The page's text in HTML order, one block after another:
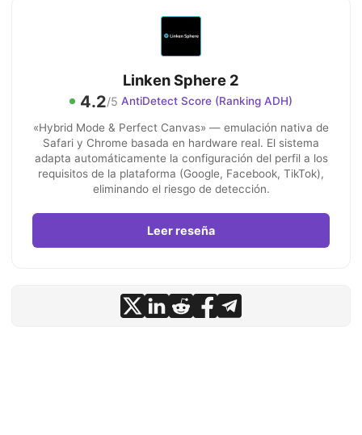
Linken Sphere 2
4.2/5 AntiDetect Score (Ranking ADH)
«Hybrid Mode & Perfect Canvas» — emulación nativa de
Safari y Chrome basada en hardware real. El sistema
adapta automáticamente la configuración del perfil a los
requisitos de la plataforma (Google, Facebook, TikTok),
eliminando el riesgo de detección.
Leer reseña